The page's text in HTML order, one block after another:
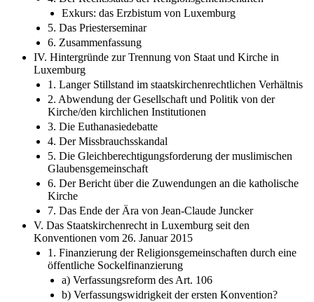
Exkurs: das Erzbistum von Luxemburg
5. Das Priesterseminar
6. Zusammenfassung
IV. Hintergründe zur Trennung von Staat und Kirche in
Luxemburg
1. Langer Stillstand im staatskirchenrechtlichen Verhältnis
2. Abwendung der Gesellschaft und Politik von der
Kirche/den kirchlichen Institutionen
3. Die Euthanasiedebatte
4. Der Missbrauchsskandal
5. Die Gleichberechtigungsforderung der muslimischen
Glaubensgemeinschaft
6. Der Bericht über die Zuwendungen an die katholische
Kirche
7. Das Ende der Ära von Jean-Claude Juncker
V. Das Staatskirchenrecht in Luxemburg seit den
Konventionen vom 26. Januar 2015
1. Finanzierung der Religionsgemeinschaften durch eine
öffentliche Sockelfinanzierung
a) Verfassungsreform des Art. 106
b) Verfassungswidrigkeit der ersten Konvention?